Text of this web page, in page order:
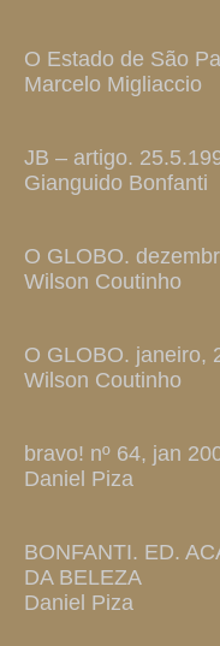
O Estado de São
Marcelo Migliaccio
JB – artigo.
Gianguido Bonfanti
O GLOBO.
Wilson Coutinho
O GLOBO. janeiro,
Wilson Coutinho
bravo! nº 64, jan
Daniel Piza
BONFANTI. ED.
DA BELEZA
Daniel Piza